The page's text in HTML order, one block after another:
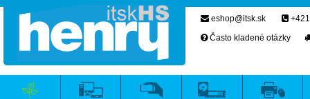
eshop@itsk.sk
Často kladené otázky